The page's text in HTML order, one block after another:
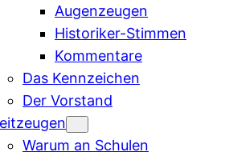
Augenzeugen
Historiker-Stimmen
Kommentare
Das Kennzeichen
Der Vorstand
Warum an Schulen